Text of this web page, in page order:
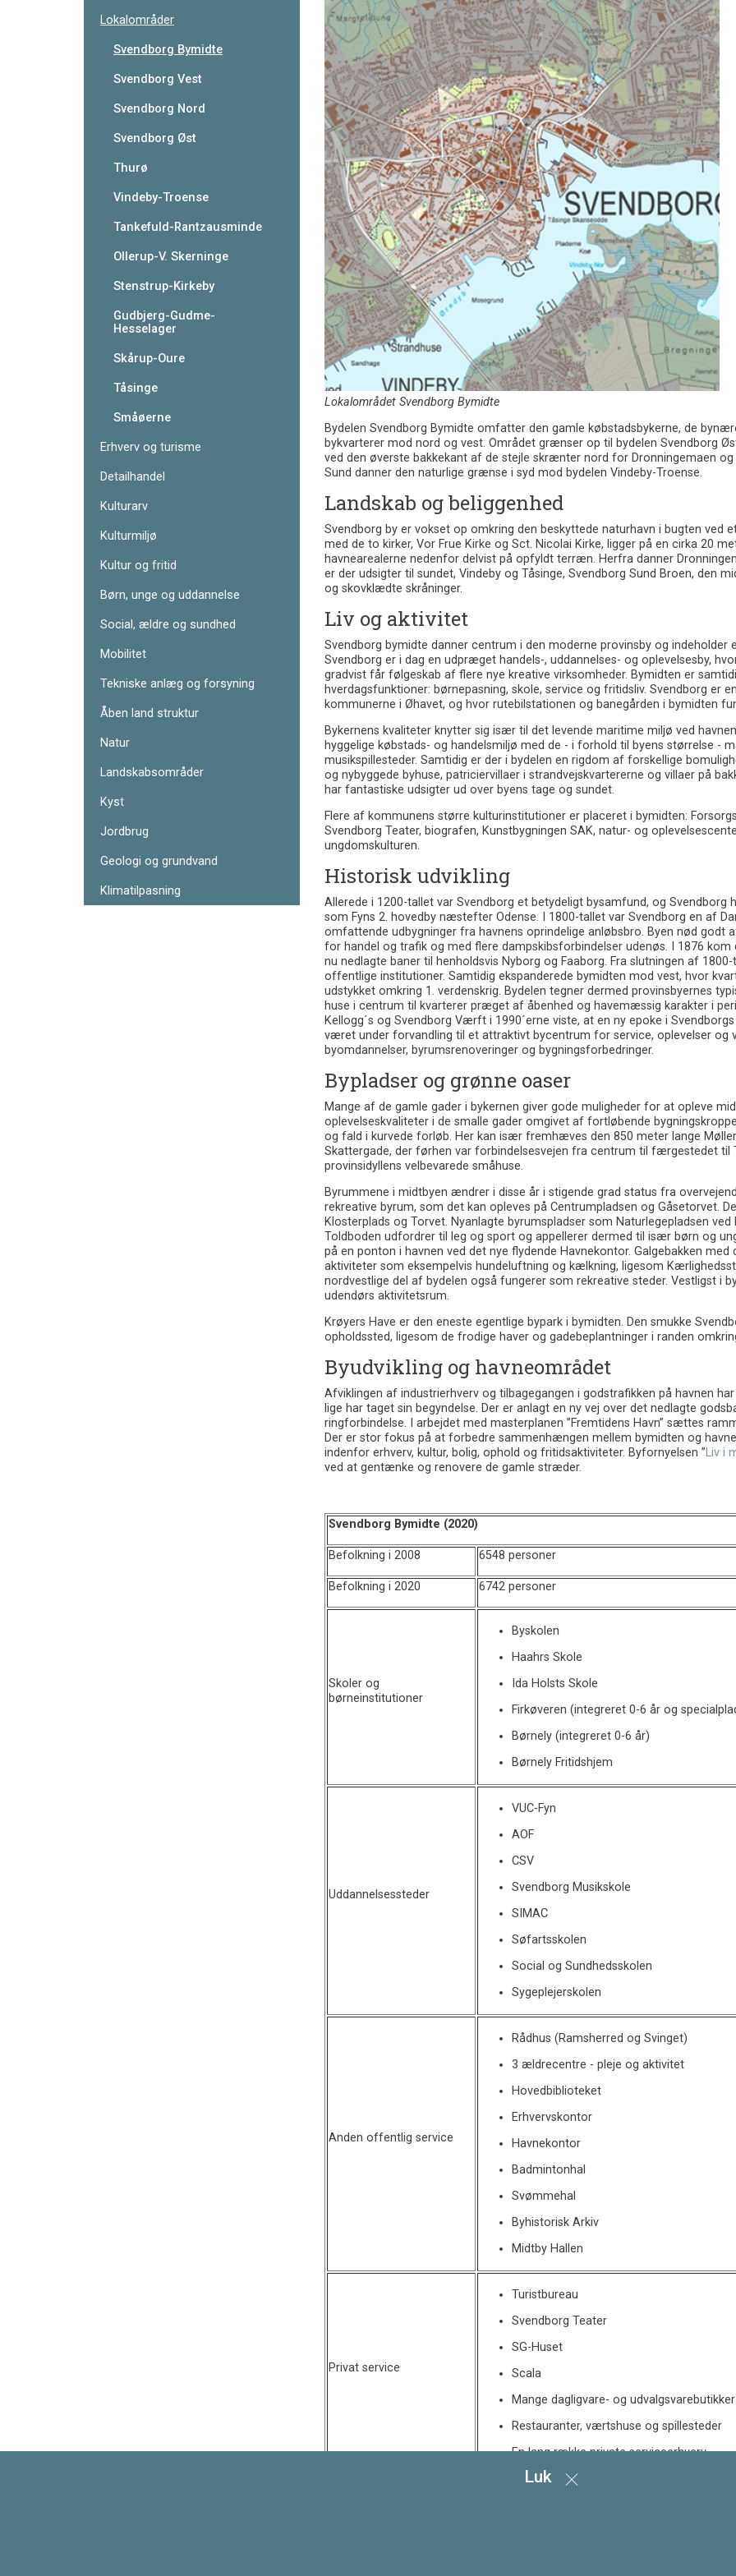
Lokalområder
Svendborg Bymidte
Svendborg Vest
Svendborg Nord
Svendborg Øst
Thurø
Vindeby-Troense
Tankefuld-Rantzausminde
Ollerup-V. Skerninge
Stenstrup-Kirkeby
Gudbjerg-Gudme-
Hesselager
Skårup-Oure
Tåsinge
Småøerne
Erhverv og turisme
Detailhandel
Kulturarv
Kulturmiljø
Kultur og fritid
Børn, unge og uddannelse
Social, ældre og sundhed
Mobilitet
Tekniske anlæg og forsyning
Åben land struktur
Natur
Landskabsområder
Kyst
Jordbrug
Geologi og grundvand
Klimatilpasning
Lokalområdet Svendborg Bymidte
Bydelen Svendborg Bymidte omfatter den gamle købstadsbykerne, de
bykvarterer mod nord og vest. Området grænser op til bydelen Svendborg
ved den øverste bakkekant af de stejle skrænter nord for Dronningemaen
Sund danner den naturlige grænse i syd mod bydelen Vindeby-Troense.
Landskab og beliggenhed
Svendborg by er vokset op omkring den beskyttede naturhavn i bugten ved
med de to kirker, Vor Frue Kirke og Sct. Nicolai Kirke, ligger på en cirka 20
havnearealerne nedenfor delvist på opfyldt terræn. Herfra danner
er der udsigter til sundet, Vindeby og Tåsinge, Svendborg Sund Broen, den
og skovklædte skråninger.
Liv og aktivitet
Svendborg bymidte danner centrum i den moderne provinsby og
Svendborg er i dag en udpræget handels-, uddannelses- og oplevelsesby,
gradvist får følgeskab af flere nye kreative virksomheder. Bymidten er
hverdagsfunktioner: børnepasning, skole, service og fritidsliv. Svendborg er
kommunerne i Øhavet, og hvor rutebilstationen og banegården i bymidten
Bykernens kvaliteter knytter sig især til det levende maritime miljø ved
hyggelige købstads- og handelsmiljø med de - i forhold til byens størrelse -
musikspillesteder. Samtidig er der i bydelen en rigdom af forskellige
og nybyggede byhuse, patriciervillaer i strandvejskvartererne og villaer på
har fantastiske udsigter ud over byens tage og sundet.
Flere af kommunens større kulturinstitutioner er placeret i bymidten:
Svendborg Teater, biografen, Kunstbygningen SAK, natur- og
ungdomskulturen.
Historisk udvikling
Allerede i 1200-tallet var Svendborg et betydeligt bysamfund, og
som Fyns 2. hovedby næstefter Odense. I 1800-tallet var Svendborg en af
omfattende udbygninger fra havnens oprindelige anløbsbro. Byen nød godt
for handel og trafik og med flere dampskibsforbindelser udenøs. I 1876
nu nedlagte baner til henholdsvis Nyborg og Faaborg. Fra slutningen af
offentlige institutioner. Samtidig ekspanderede bymidten mod vest, hvor
udstykket omkring 1. verdenskrig. Bydelen tegner dermed provinsbyernes
huse i centrum til kvarterer præget af åbenhed og havemæssig karakter i
Kellogg´s og Svendborg Værft i 1990´erne viste, at en ny epoke i
været under forvandling til et attraktivt bycentrum for service, oplevelser
byomdannelser, byrumsrenoveringer og bygningsforbedringer.
Bypladser og grønne oaser
Mange af de gamle gader i bykernen giver gode muligheder for at opleve
oplevelseskvaliteter i de smalle gader omgivet af fortløbende
og fald i kurvede forløb. Her kan især fremhæves den 850 meter lange
Skattergade, der førhen var forbindelsesvejen fra centrum til færgestedet til
provinsidyllens velbevarede småhuse.
Byrummene i midtbyen ændrer i disse år i stigende grad status fra
rekreative byrum, som det kan opleves på Centrumpladsen og Gåsetorvet.
Klosterplads og Torvet. Nyanlagte byrumspladser som Naturlegepladsen
Toldboden udfordrer til leg og sport og appellerer dermed til især børn og
på en ponton i havnen ved det nye flydende Havnekontor. Galgebakken
aktiviteter som eksempelvis hundeluftning og kælkning, ligesom
nordvestlige del af bydelen også fungerer som rekreative steder. Vestligst i
udendørs aktivitetsrum.
Krøyers Have er den eneste egentlige bypark i bymidten. Den smukke
opholdssted, ligesom de frodige haver og gadebeplantninger i randen
Byudvikling og havneområdet
Afviklingen af industrierhverv og tilbagegangen i godstrafikken på havnen
lige har taget sin begyndelse. Der er anlagt en ny vej over det nedlagte
ringforbindelse. I arbejdet med masterplanen ”Fremtidens Havn” sættes
Der er stor fokus på at forbedre sammenhængen mellem bymidten og
indenfor erhverv, kultur, bolig, ophold og fritidsaktiviteter. Byfornyelsen ”Liv i
ved at gentænke og renovere de gamle stræder.
Svendborg Bymidte (2020)
Befolkning i 2008 6548 personer
Befolkning i 2020 6742 personer
Skoler og
børneinstitutioner
Byskolen
Haahrs Skole
Ida Holsts Skole
Firkøveren (integreret 0-6 år og
Børnely (integreret 0-6 år)
Børnely Fritidshjem
Uddannelsessteder
VUC-Fyn
AOF
CSV
Svendborg Musikskole
SIMAC
Søfartsskolen
Social og Sundhedsskolen
Sygeplejerskolen
Anden offentlig service
Rådhus (Ramsherred og Svinget)
3 ældrecentre - pleje og aktivitet
Hovedbiblioteket
Erhvervskontor
Havnekontor
Badmintonhal
Svømmehal
Byhistorisk Arkiv
Midtby Hallen
Privat service
Turistbureau
Svendborg Teater
SG-Huset
Scala
Mange dagligvare- og udvalgsvarebutikker
Restauranter, værtshuse og spillesteder
En lang række private serviceerhverv
Luk